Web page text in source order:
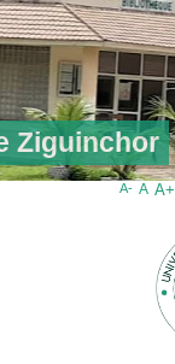
Ziguinchor
A- A A+